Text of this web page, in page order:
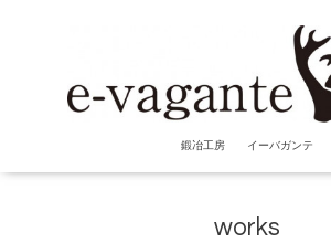
鍛冶工房 イーバガンテ
works